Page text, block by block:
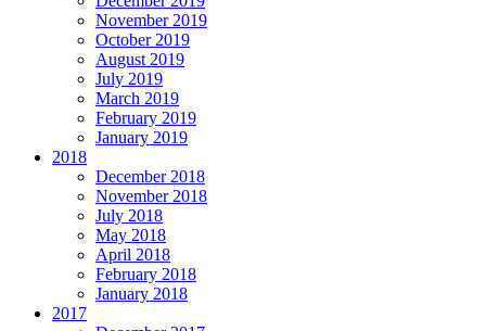
November 2019
October 2019
August 2019
July 2019
March 2019
February 2019
January 2019
2018
December 2018
November 2018
July 2018
May 2018
April 2018
February 2018
January 2018
2017